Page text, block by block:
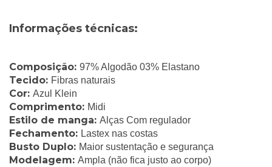
Informações técnicas:
Composição: 97% Algodão 03% Elastano
Tecido: Fibras naturais
Cor: Azul Klein
Comprimento: Midi
Estilo de manga: Alças Com regulador
Fechamento: Lastex nas costas
Busto Duplo: Maior sustentação e segurança
Modelagem: Ampla (não fica justo ao corpo)